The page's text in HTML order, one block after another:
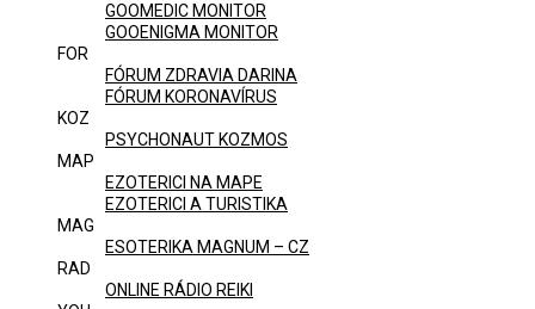
GOOMEDIC MONITOR
GOOENIGMA MONITOR
FOR
FÓRUM ZDRAVIA DARINA
FÓRUM KORONAVÍRUS
KOZ
PSYCHONAUT KOZMOS
MAP
EZOTERICI NA MAPE
EZOTERICI A TURISTIKA
MAG
ESOTERIKA MAGNUM – CZ
RAD
ONLINE RÁDIO REIKI